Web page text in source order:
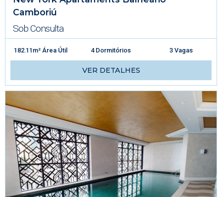
Camboriú
Sob Consulta
182.11m² Área Útil 4 Dormitórios 3 Vagas
VER DETALHES